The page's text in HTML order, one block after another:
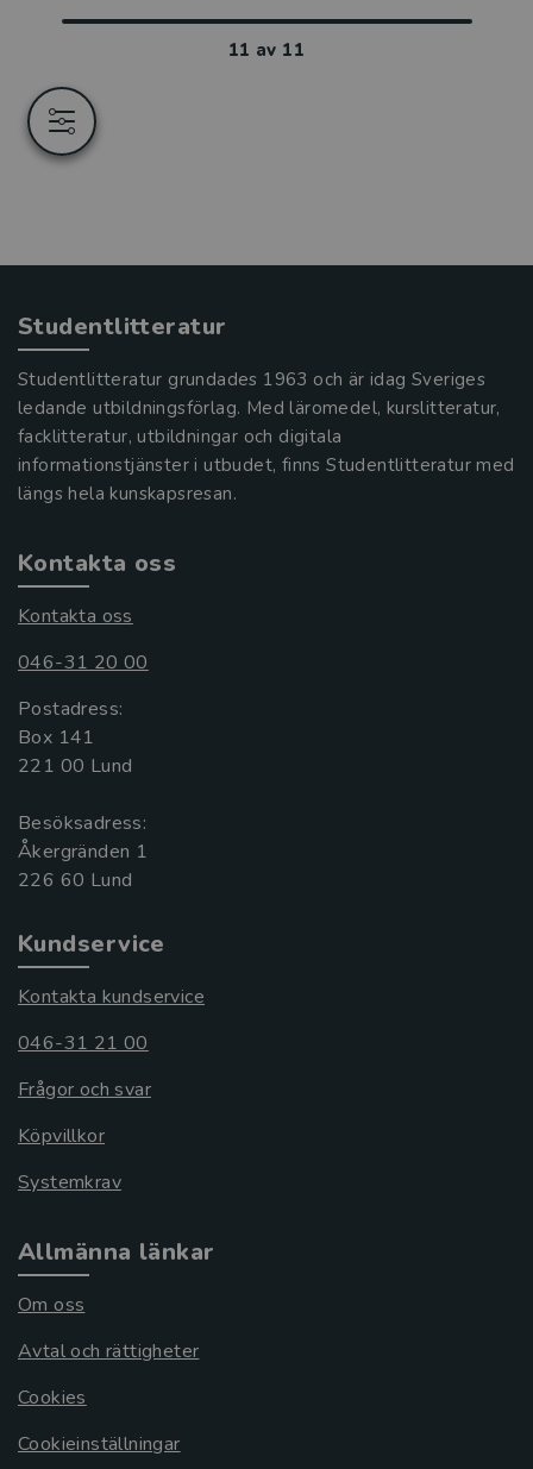
11 av 11
Studentlitteratur
Studentlitteratur grundades 1963 och är idag Sveriges
ledande utbildningsförlag. Med läromedel, kurslitteratur,
facklitteratur, utbildningar och digitala
informationstjänster i utbudet, finns Studentlitteratur med
längs hela kunskapsresan.
Kontakta oss
Kontakta oss
046-31 20 00
Postadress:
Box 141
221 00 Lund
Besöksadress:
Åkergränden 1
Kundservice
Kontakta kundservice
046-31 21 00
Frågor och svar
Köpvillkor
Systemkrav
Allmänna länkar
Om oss
Avtal och rättigheter
Cookies
Cookieinställningar